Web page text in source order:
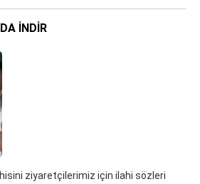
İNDIR
ziyaretçilerimiz için ilahi sözleri